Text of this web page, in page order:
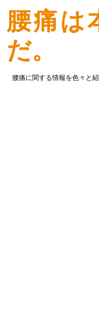
腰痛は
だ。
腰痛に関する情報を色々と